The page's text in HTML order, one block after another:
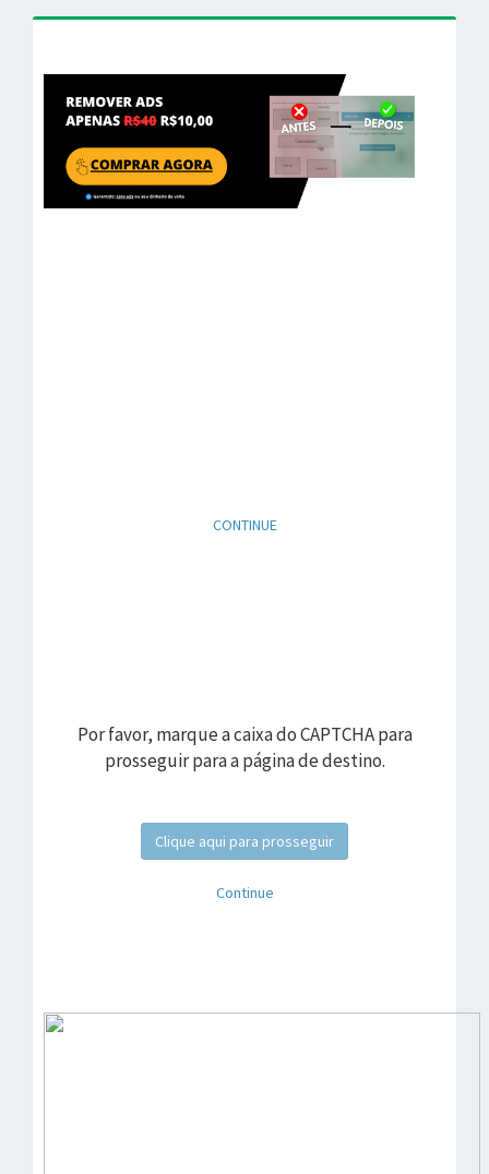
CONTINUE
Por favor, marque a caixa do CAPTCHA para
prosseguir para a página de destino.
Clique aqui para prosseguir
Continue